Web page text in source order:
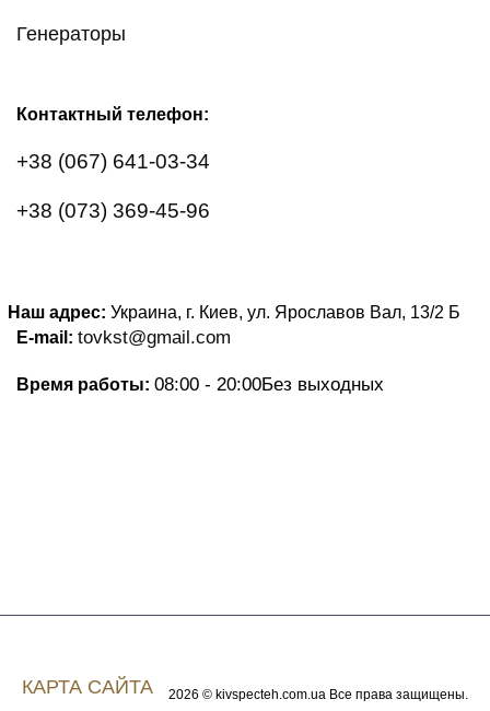
Генераторы
Контактный телефон:
+38 (067) 641-03-34
+38 (073) 369-45-96
Наш адрес: Украина, г. Киев, ул. Ярославов Вал, 13/2 Б
E-mail: tovkst@gmail.com
Время работы: 08:00 - 20:00Без выходных
КАРТА САЙТА 2026 © kivspecteh.com.ua Все права защищены.